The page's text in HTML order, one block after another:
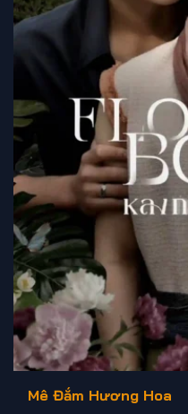
Mê Đắm Hương Hoa